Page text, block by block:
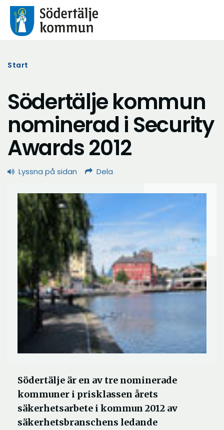
Start
Södertälje kommun
nominerad i Security
Awards 2012
Lyssna på sidan Dela
Södertälje är en av tre nominerade
kommuner i prisklassen årets
säkerhetsarbete i kommun 2012 av
säkerhetsbranschens ledande